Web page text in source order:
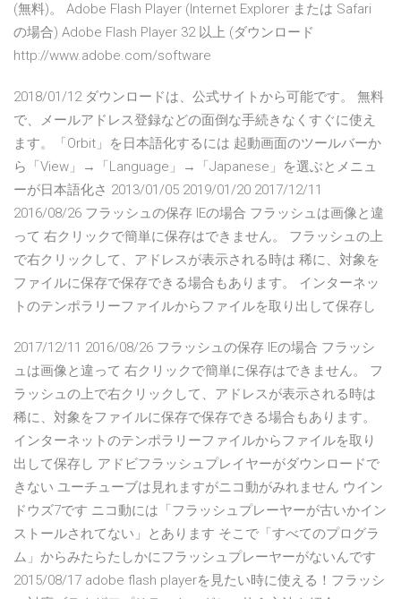
(無料)。 Adobe Flash Player (Internet Explorer または Safari
の場合) Adobe Flash Player 32 以上 (ダウンロード
http://www.adobe.com/software
2018/01/12 ダウンロードは、公式サイトから可能です。 無料
で、メールアドレス登録などの面倒な手続きなくすぐに使え
ます。「Orbit」を日本語化するには 起動画面のツールバーか
ら「View」→「Language」→「Japanese」を選ぶとメニュ
ーが日本語化さ 2013/01/05 2019/01/20 2017/12/11
2016/08/26 フラッシュの保存 IEの場合 フラッシュは画像と違
って 右クリックで簡単に保存はできません。 フラッシュの上
で右クリックして、アドレスが表示される時は 稀に、対象を
ファイルに保存で保存できる場合もあります。 インターネッ
トのテンポラリーファイルからファイルを取り出して保存し
2017/12/11 2016/08/26 フラッシュの保存 IEの場合 フラッシ
ュは画像と違って 右クリックで簡単に保存はできません。 フ
ラッシュの上で右クリックして、アドレスが表示される時は
稀に、対象をファイルに保存で保存できる場合もあります。
インターネットのテンポラリーファイルからファイルを取り
出して保存し アドビフラッシュプレイヤーがダウンロードで
きない ユーチューブは見れますがニコ動がみれません ウイン
ドウズ7です ニコ動には「フラッシュプレーヤーが古いかイン
ストールされてない」とあります そこで「すべてのプログラ
ム」からみたらたしかにフラッシュプレーヤーがないんです
2015/08/17 adobe flash playerを見たい時に使える！フラッシ